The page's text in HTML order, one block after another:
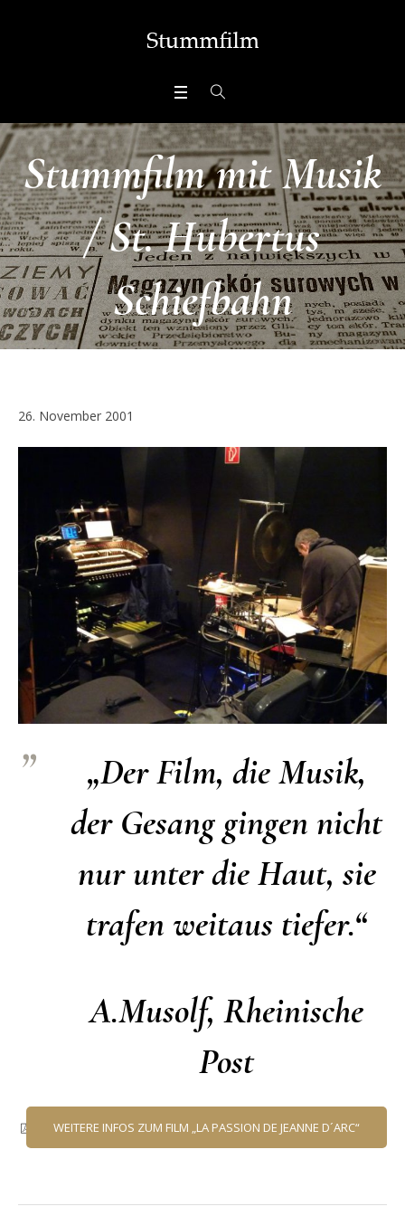
Stummfilm mit Musik
/ St. Hubertus
Schiefbahn
26. November 2001
„Der Film, die Musik,
der Gesang gingen nicht
nur unter die Haut, sie
trafen weitaus tiefer.“
A.Musolf, Rheinische
Post
Pressetext HERUNTERLADEN
WEITERE INFOS ZUM FILM „LA PASSION DE JEANNE D´ARC“